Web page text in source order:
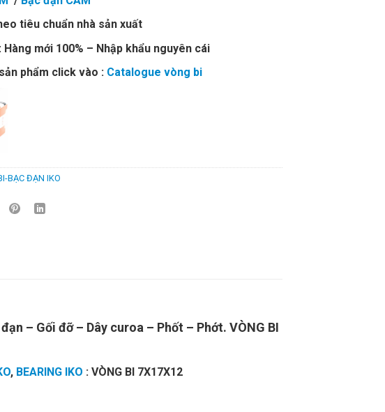
tiêu chuẩn nhà sản xuất
mới 100% – Nhập khẩu nguyên cái
phẩm click vào : Catalogue vòng bi
BẠC ĐẠN IKO
– Gối đỡ – Dây curoa – Phốt – Phớt. VÒNG BI
, BEARING IKO : VÒNG BI 7X17X12